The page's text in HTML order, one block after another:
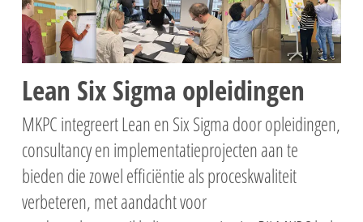
Lean Six Sigma opleidingen
MKPC integreert Lean en Six Sigma door opleidingen,
consultancy en implementatieprojecten aan te
bieden die zowel efficiëntie als proceskwaliteit
verbeteren, met aandacht voor